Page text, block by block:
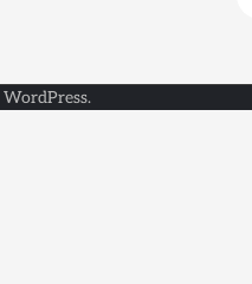
WordPress.